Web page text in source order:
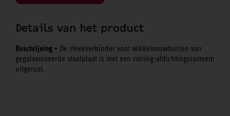
Details van het product
Beschrijving • De steekverbinder voor wikkelvouwbuizen van
gegalvaniseerde staalplaat is met een rolring-afdichtingssysteem
uitgerust.